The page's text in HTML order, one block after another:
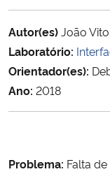
Ministério da Cidadania
Ministério da Saúde
Ministério de Minas e
Ministério do Meio
Autor(es)João
Laboratório:
Orientador(es):
Ano: 2018
Problema: Falta